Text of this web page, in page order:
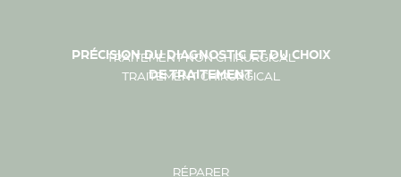
PRÉCISION DU DIAGNOSTIC ET DU CHOIX
DE TRAITEMENT
TRAITEMENT NON CHIRURGICAL
TRAITEMENT CHIRURGICAL
RÉPARER